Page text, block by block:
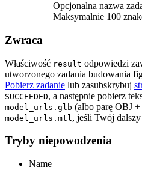
Opcjonalna nazwa
Maksymalnie 100
Zwraca
Właściwość result odpowiedzi
utworzonego zadania budowania
Pobierz zadanie lub zasubskrybuj
SUCCEEDED, a następnie pobierz
model_urls.glb (albo parę OBJ
model_urls.mtl , jeśli Twój
Tryby niepowodzenia
Name